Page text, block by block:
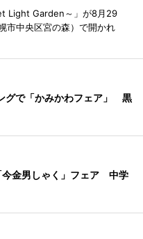
Light Garden～」が8月29
市中央区宮の森）で開かれ
グで「かみかわフェア」 黒
今金男しゃく」フェア 中学